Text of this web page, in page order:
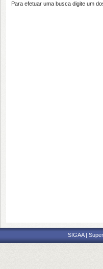
Para efetuar uma busca digite um
SIGAA |